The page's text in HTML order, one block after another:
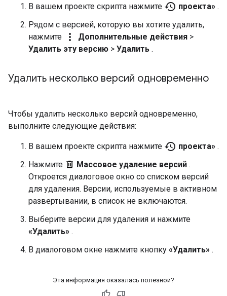
В вашем проекте скрипта нажмите history проекта» .
Рядом с версией, которую вы хотите удалить,
нажмите
more_vert Дополнительные действия >
Удалить эту версию > Удалить .
Удалить несколько версий одновременно
Чтобы удалить несколько версий одновременно,
выполните следующие действия:
В вашем проекте скрипта нажмите history проекта» .
Нажмите
Массовое удаление версий .
Откроется диалоговое окно со списком версий
для удаления. Версии, используемые в активном
развертывании, в список не включаются.
Выберите версии для удаления и нажмите
«Удалить» .
В диалоговом окне нажмите кнопку «Удалить» .
Эта информация оказалась полезной?